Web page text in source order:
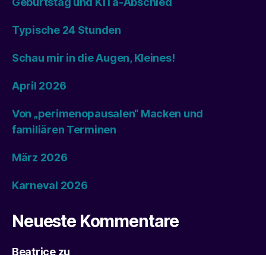
Typische 24 Stunden
Schau mir in die Augen, Kleines!
April 2026
Von „perimenopausalen“ Macken und
familiären Terminen
März 2026
Karneval 2026
Neueste Kommentare
Beatricezu